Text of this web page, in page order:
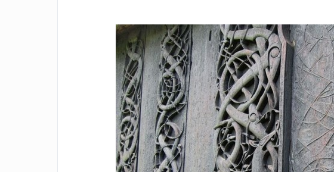
Facebook Twitter